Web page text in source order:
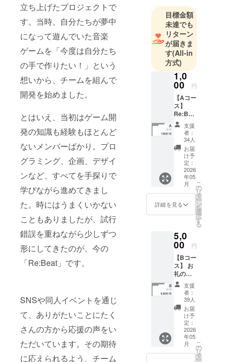
立ち上げたプロジェクトで
す。当時、自分たちが夢中
になって遊んでいた音楽
ゲームを「今度は自分たち
の手で作りたい！」という
想いから、チームを組んで
開発を始めました。
とはいえ、当初はゲーム開
発の知識も経験もほとんど
ないメンバーばかり。プロ
グラミング、企画、デザイ
ンなど、すべてを手探りで
学びながら進めてきまし
た。時にはうまくいかない
こともありましたが、試行
錯誤を重ねながら少しずつ
形にしてきたのが、今の
「Re:Beat」です。
SNSや同人イベントを通じ
て、ありがたいことにたく
さんの方から応援の声をい
ただいています。その期待
に応えられるよう、チーム
目標金額
未達でも
リターン
が届きま
す(All-in
方式)
1,0
00 円
【Aコー
ス】
Re:Bea
tに登場
する
キャラ
クター
からの
お礼の
メッ
セージ
をお届
けしま
す。
《リ
■ キャ
ラク
ターか
らのお
礼メッ
セージ
（3種類
から1
つ） ※
お礼
メッ
セージ
はメイ
ンキャ
ラク
ターの3
支援
者：
34人
お届
け予
定：
2026
年05
月
詳細を見る
こ
の
リ
タ
ー
ン
を
選
択
す
る
5,0
00 円
【Bコー
ス】 お
礼の
メッ
セージ
に加え
て、ク
レジッ
ト記載
と限定
アイコ
ンが
セット
支援
者：
39人
お届
け予
定：
2026
年05
月
こ
の
リ
タ
ー